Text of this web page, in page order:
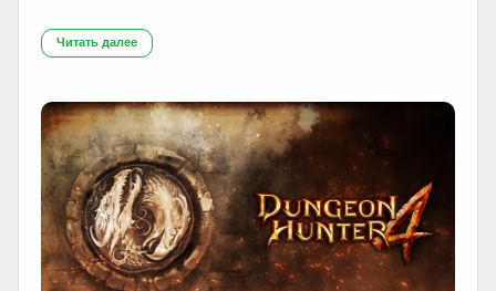
Читать далее